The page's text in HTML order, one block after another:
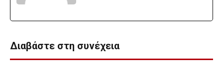
Διαβάστε στη συνέχεια